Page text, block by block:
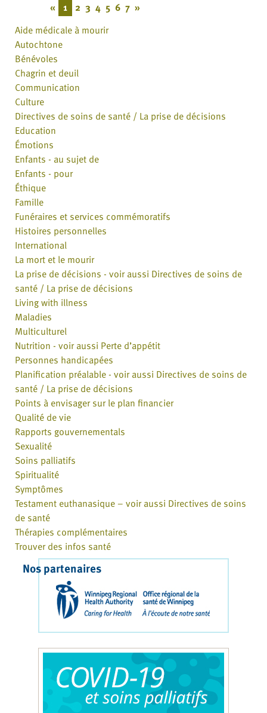
« 1 2 3 4 5 6 7 »
Aide médicale à mourir
Autochtone
Bénévoles
Chagrin et deuil
Communication
Culture
Directives de soins de santé / La prise de décisions
Education
Émotions
Enfants - au sujet de
Enfants - pour
Éthique
Famille
Funéraires et services commémoratifs
Histoires personnelles
International
La mort et le mourir
La prise de décisions - voir aussi Directives de soins de
santé / La prise de décisions
Living with illness
Maladies
Multiculturel
Nutrition - voir aussi Perte d’appétit
Personnes handicapées
Planification préalable - voir aussi Directives de soins de
santé / La prise de décisions
Points à envisager sur le plan financier
Qualité de vie
Rapports gouvernementals
Sexualité
Soins palliatifs
Spiritualité
Symptômes
Testament euthanasique – voir aussi Directives de soins
de santé
Thérapies complémentaires
Trouver des infos santé
Nos partenaires